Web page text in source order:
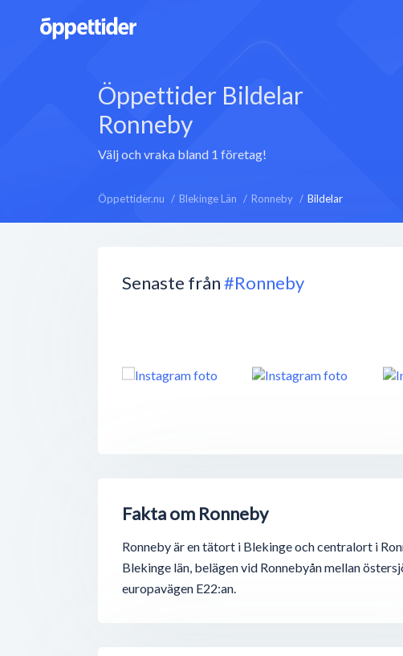
Öppettider Bildelar
Ronneby
Välj och vraka bland 1 företag!
Öppettider.nu Blekinge Län Ronneby Bildelar
Senaste från#Ronneby
Fakta om Ronneby
Ronneby är en tätort i Blekinge och centralort i
Blekinge län, belägen vid Ronnebyån mellan
europavägen E22:an.